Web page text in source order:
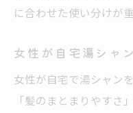
に合わせた使い分けが重
女性が自宅湯シャ
女性が自宅で湯シャン
「髪のまとまりやすさ